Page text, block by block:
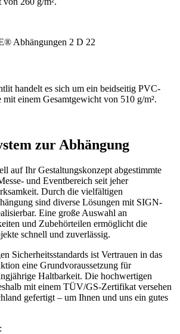
handelt es sich um ein beidseitig PVC-
mit einem Gesamtgewicht von 510 g/m².
zur Abhängung
auf Ihr Gestaltungskonzept abgestimmte
und Eventbereich seit jeher
Durch die vielfältigen
sind diverse Lösungen mit SIGN-
Eine große Auswahl an
und Zubehörteilen ermöglicht die
schnell und zuverlässig.
Sicherheitsstandards ist Vertrauen in das
eine Grundvoraussetzung für
Haltbarkeit. Die hochwertigen
mit einem TÜV/GS-Zertifikat versehen
gefertigt – um Ihnen und uns ein gutes